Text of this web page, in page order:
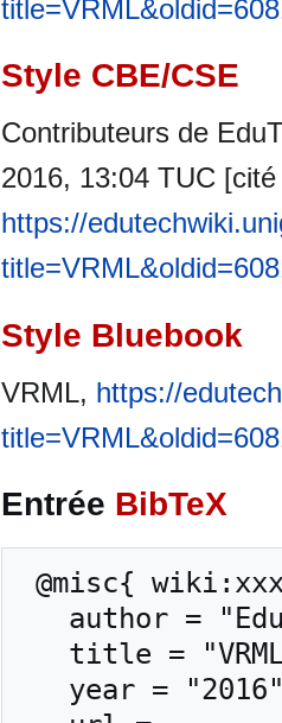
Style CBE/CSE
Contributeurs de
2016, 13:04 TUC
https://
Style Bluebook
VRML, https://
Entrée BibTeX